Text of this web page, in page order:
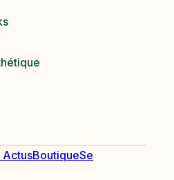
ActusBoutiqueSe